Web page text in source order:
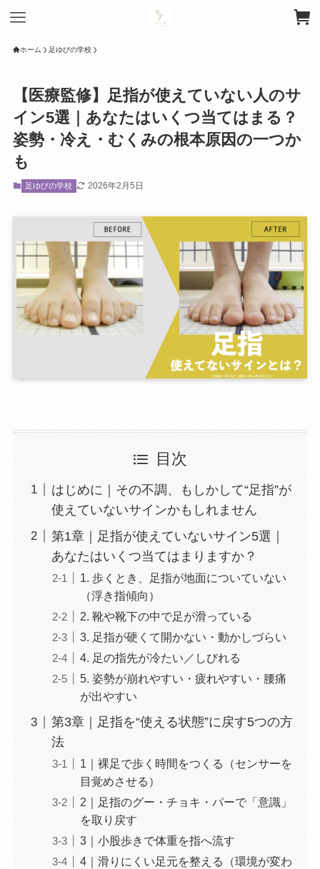
ホーム 足ゆびの学校
【医療監修】足指が使えていない人のサ
イン5選｜あなたはいくつ当てはまる？
姿勢・冷え・むくみの根本原因の一つか
も
足ゆびの学校 2026年2月5日
目次
はじめに｜その不調、もしかして“足指”が
使えていないサインかもしれません
第1章｜足指が使えていないサイン5選｜
あなたはいくつ当てはまりますか？
1. 歩くとき、足指が地面についていない
（浮き指傾向）
2. 靴や靴下の中で足が滑っている
3. 足指が硬くて開かない・動かしづらい
4. 足の指先が冷たい／しびれる
5. 姿勢が崩れやすい・疲れやすい・腰痛
が出やすい
第3章｜足指を“使える状態”に戻す5つの方
法
1｜裸足で歩く時間をつくる（センサーを
目覚めさせる）
2｜足指のグー・チョキ・パーで「意識」
を取り戻す
3｜小股歩きで体重を指へ流す
4｜滑りにくい足元を整える（環境が変わ